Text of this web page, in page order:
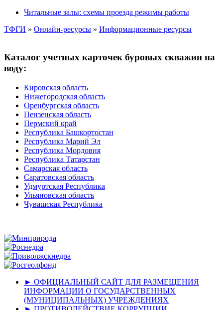
Читальные залы: схемы проезда режимы работы
ТФГИ » Онлайн-ресурсы » Информационные ресурсы
Каталог учетных карточек буровых скважин на
воду:
Кировская область
Нижегородская область
Оренбургская область
Пензенская область
Пермский край
Республика Башкортостан
Республика Марий Эл
Республика Мордовия
Республика Татарстан
Самарская область
Саратовская область
Удмуртская Республика
Ульяновская область
Чувашская Республика
► ОФИЦИАЛЬНЫЙ САЙТ ДЛЯ РАЗМЕЩЕНИЯ
ИНФОРМАЦИИ О ГОСУДАРСТВЕННЫХ
(МУНИЦИПАЛЬНЫХ) УЧРЕЖДЕНИЯХ